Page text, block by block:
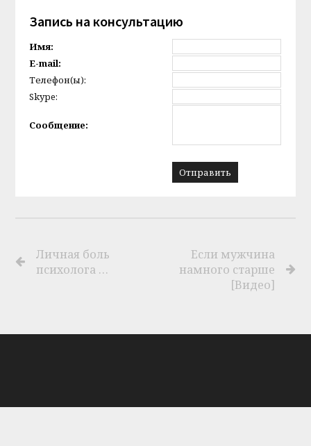
Запись на консультацию
Имя:
E-mail:
Телефон(ы):
Skype:
Сообщение:
Личная боль
психолога …
Если мужчина
намного старше
[Видео]